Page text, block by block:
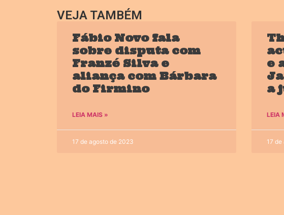
VEJA TAMBÉM
Fábio Novo fala
sobre disputa com
Franzé Silva e
aliança com Bárbara
do Firmino
LEIA MAIS »
17 de agosto de 2023
e
a
LEIA
17